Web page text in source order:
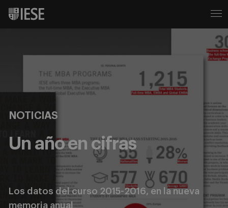
NOTICIAS
Un año en cifras
Los datos del curso 2015-2016, en la nueva
memoria anual